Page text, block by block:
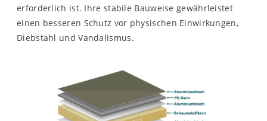
erforderlich ist. Ihre stabile Bauweise gewährleistet
einen besseren Schutz vor physischen Einwirkungen,
Diebstahl und Vandalismus.